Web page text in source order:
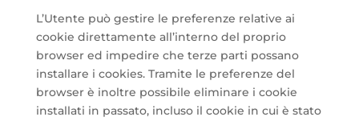
L’Utente può gestire le preferenze relative ai
cookie direttamente all’interno del proprio
browser ed impedire che terze parti possano
installare i cookies. Tramite le preferenze del
browser è inoltre possibile eliminare i cookie
installati in passato, incluso il cookie in cui è stato